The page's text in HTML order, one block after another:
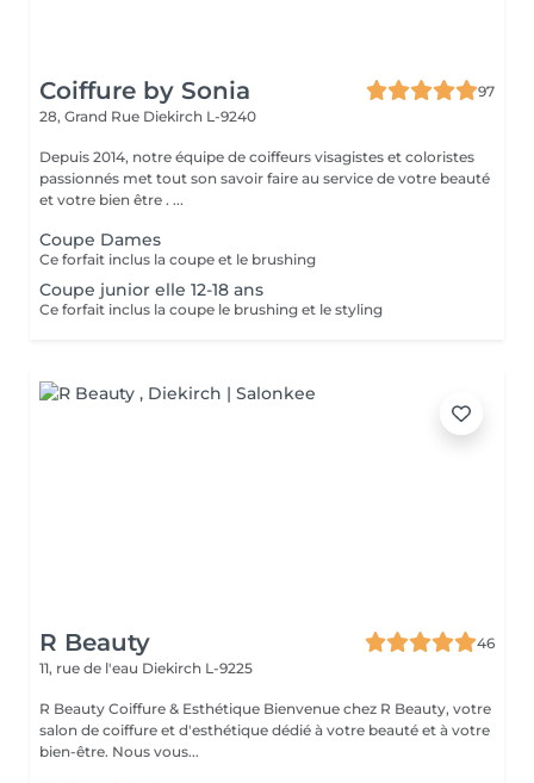
Coiffure by Sonia
97
28, Grand Rue Diekirch L-9240
Depuis 2014, notre équipe de coiffeurs visagistes et coloristes
passionnés met tout son savoir faire au service de votre beauté
et votre bien être . ...
Coupe Dames
Ce forfait inclus la coupe et le brushing
Coupe junior elle 12-18 ans
Ce forfait inclus la coupe le brushing et le styling
R Beauty
46
11, rue de l'eau Diekirch L-9225
R Beauty Coiffure & Esthétique Bienvenue chez R Beauty, votre
salon de coiffure et d'esthétique dédié à votre beauté et à votre
bien-être. Nous vous...